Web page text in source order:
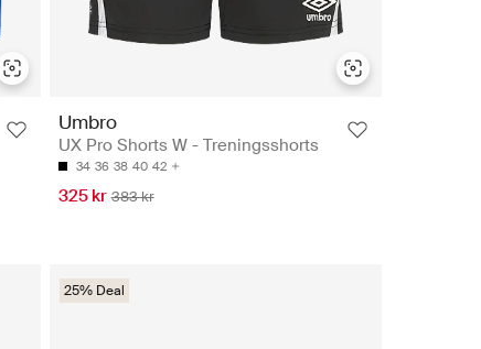
Umbro
UX Pro Shorts W - Treningsshorts
34 36 38 40 42
325 kr 383 kr
25% Deal